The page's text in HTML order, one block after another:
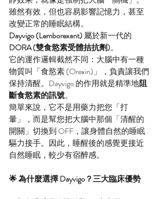
雖然有效，但也容易影響記憶力，甚至
改變正常的睡眠結構。
Dayvigo (Lemborexant) 屬於新一代的
DORA (雙食慾素受體拮抗劑)。
它的運作邏輯截然不同：大腦中有一種
物質叫「食慾素 (Orexin)」，負責讓我們
保持清醒。Dayvigo 的作用就是精準地阻
斷食慾素的訊號。
簡單來說，它不是用藥力把您「打
暈」，而是幫您把大腦中那個「清醒的
開關」切換到 OFF，讓身體自然的睡眠
驅力接手。因此，睡醒後的感覺更接近
自然睡眠，較少有宿醉感。
🌟 為什麼選擇 Dayvigo？三大臨床優勢